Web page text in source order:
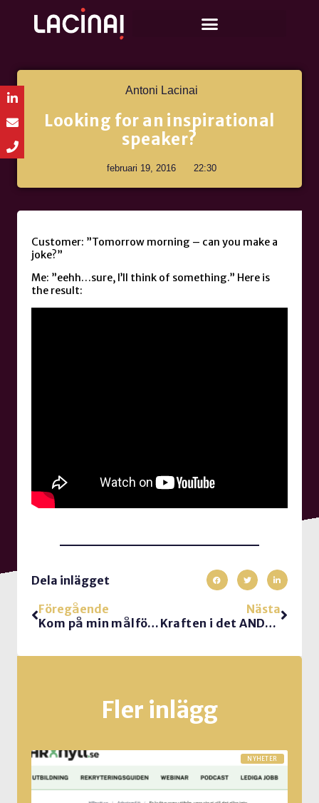
Antoni Lacinai
Looking for an inspirational
speaker?
februari 19, 2016 22:30
Customer: ”Tomorrow morning – can you make a
joke?”
Me: ”eehh…sure, I’ll think of something.” Here is
the result:
Dela inlägget
Föregående
Kom på min målföreläsning i Göteborg den 10e februari
Nästa
Kraften i det ANDRA intrycket
Fler inlägg
NYHETER